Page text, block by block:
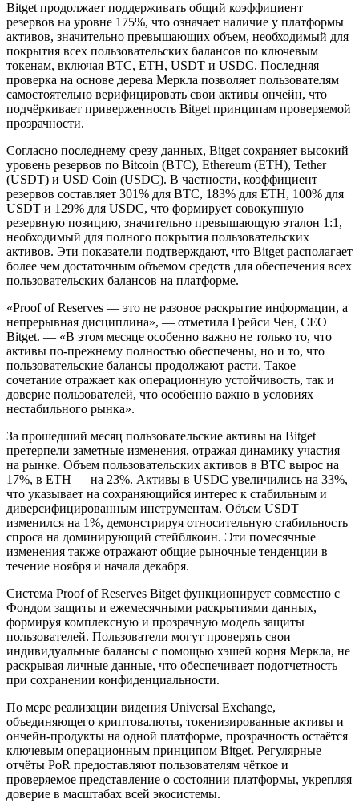
Bitget продолжает поддерживать общий коэффициент
резервов на уровне 175%, что означает наличие у платформы
активов, значительно превышающих объем, необходимый для
покрытия всех пользовательских балансов по ключевым
токенам, включая BTC, ETH, USDT и USDC. Последняя
проверка на основе дерева Меркла позволяет пользователям
самостоятельно верифицировать свои активы ончейн, что
подчёркивает приверженность Bitget принципам проверяемой
прозрачности.
Согласно последнему срезу данных, Bitget сохраняет высокий
уровень резервов по Bitcoin (BTC), Ethereum (ETH), Tether
(USDT) и USD Coin (USDC). В частности, коэффициент
резервов составляет 301% для BTC, 183% для ETH, 100% для
USDT и 129% для USDC, что формирует совокупную
резервную позицию, значительно превышающую эталон 1:1,
необходимый для полного покрытия пользовательских
активов. Эти показатели подтверждают, что Bitget располагает
более чем достаточным объемом средств для обеспечения всех
пользовательских балансов на платформе.
«Proof of Reserves — это не разовое раскрытие информации, а
непрерывная дисциплина», — отметила Грейси Чен, CEO
Bitget. — «В этом месяце особенно важно не только то, что
активы по-прежнему полностью обеспечены, но и то, что
пользовательские балансы продолжают расти. Такое
сочетание отражает как операционную устойчивость, так и
доверие пользователей, что особенно важно в условиях
нестабильного рынка».
За прошедший месяц пользовательские активы на Bitget
претерпели заметные изменения, отражая динамику участия
на рынке. Объем пользовательских активов в BTC вырос на
17%, в ETH — на 23%. Активы в USDC увеличились на 33%,
что указывает на сохраняющийся интерес к стабильным и
диверсифицированным инструментам. Объем USDT
изменился на 1%, демонстрируя относительную стабильность
спроса на доминирующий стейблкоин. Эти помесячные
изменения также отражают общие рыночные тенденции в
течение ноября и начала декабря.
Система Proof of Reserves Bitget функционирует совместно с
Фондом защиты и ежемесячными раскрытиями данных,
формируя комплексную и прозрачную модель защиты
пользователей. Пользователи могут проверять свои
индивидуальные балансы с помощью хэшей корня Меркла, не
раскрывая личные данные, что обеспечивает подотчетность
при сохранении конфиденциальности.
По мере реализации видения Universal Exchange,
объединяющего криптовалюты, токенизированные активы и
ончейн-продукты на одной платформе, прозрачность остаётся
ключевым операционным принципом Bitget. Регулярные
отчёты PoR предоставляют пользователям чёткое и
проверяемое представление о состоянии платформы, укрепляя
доверие в масштабах всей экосистемы.